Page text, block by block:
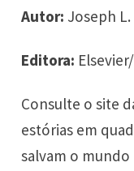
Autor: Joseph
Editora:
Consulte o site
estórias em
salvam o